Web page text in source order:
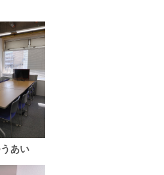
あい